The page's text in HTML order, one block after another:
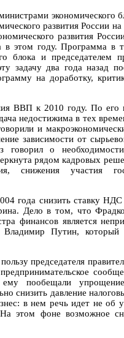
экономического
развития России на
развития
в этом году. Программа в
и председателем
задачу два года назад
на доработку,
ВВП к 2010 году. По его
недостижима в тех
и
зависимости от
о необходимости
рядом кадровых
снижения участия
года снизить ставку
Дело в том, что
финансов является
Путин, который
председателя
пообещали упрощение
снизить давление
в нем речь идет не об
На этом фоне возможное